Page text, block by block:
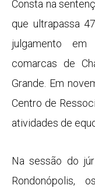
Consta na
que ultrapassa
julgamento
comarcas de
Grande. Em
Centro de
atividades de
Na sessão do
Rondonópolis,